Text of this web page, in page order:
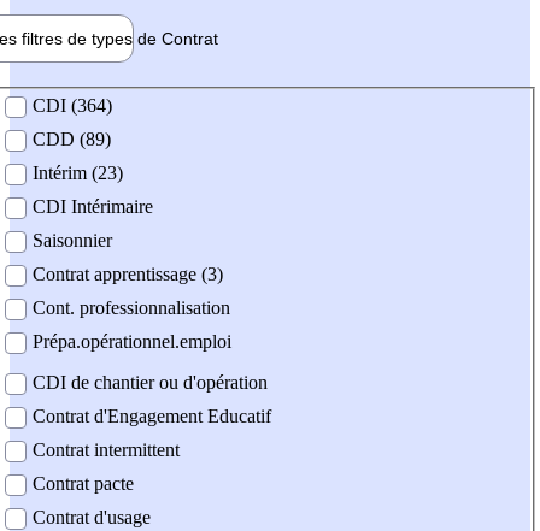
filtres de types de Contrat
contrat
CDI (364)
CDD (89)
Intérim (23)
CDI Intérimaire
Saisonnier
Contrat apprentissage (3)
Cont. professionnalisation
Prépa.opérationnel.emploi
CDI de chantier ou d'opération
Contrat d'Engagement Educatif
Contrat intermittent
Contrat pacte
Contrat d'usage